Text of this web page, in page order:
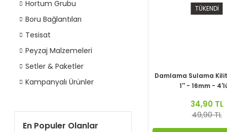
Hortum Grubu
Boru Bağlantıları
Tesisat
Peyzaj Malzemeleri
Setler & Paketler
Kampanyalı Ürünler
En Populer Olanlar
TÜKENDİ
Damlama Sulama
1'' - 16mm -
34,90 TL
49,90 TL